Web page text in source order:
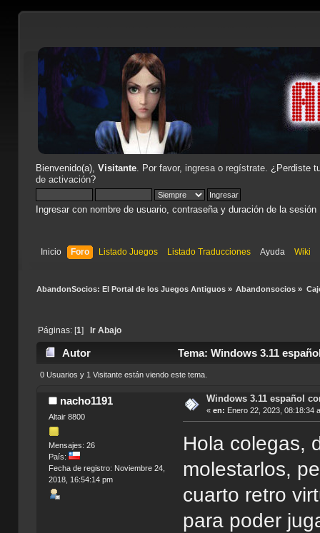
Bienvenido(a), Visitante. Por favor, ingresao regístrate. ¿Perdiste
de activación?
Ingresar con nombre de usuario, contraseña y duración de la sesión
Inicio Foro Listado Juegos Listado Traducciones Ayuda Wiki
AbandonSocios: El Portal de los Juegos Antiguos» Abandonsocios »
Páginas: [1] Ir Abajo
Autor Tema: Windows 3.11
0 Usuarios y 1 Visitante están viendo este tema.
nacho1191
Altair 8800
Mensajes: 26
País:
Fecha de registro: Noviembre 24,
2018, 16:54:14 pm
Windows 3.11 español
« en: Enero 22, 2023, 08:18:34
Hola colegas,
molestarlos,
cuarto retro
para poder